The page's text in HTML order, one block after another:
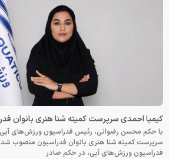
کیمیا احمدی سرپرست کمیته شنا هنری بانوان
با حکم محسن رضوانی، رئیس فدراسیون ورزش‌های آبی،
سرپرست کمیته شنا هنری بانوان فدراسیون منصوب
فدراسیون ورزش‌های آبی، در حکم صادر